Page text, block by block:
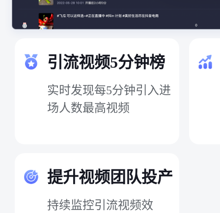
引流视频5分钟榜
实时发现每5分钟引入进
场人数最高视频
提升视频团队投产
持续监控引流视频效